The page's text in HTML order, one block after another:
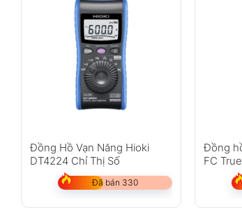
Đồng Hồ Vạn Năng Hioki
DT4224 Chỉ Thị Số
Đã bán 330
Đồng
FC